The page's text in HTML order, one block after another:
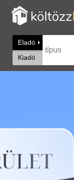
Eladó
Kiadó
típus